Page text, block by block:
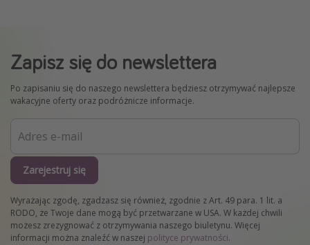
Zapisz się do newslettera
Po zapisaniu się do naszego newslettera będziesz otrzymywać najlepsze
wakacyjne oferty oraz podróżnicze informacje.
Zarejestruj się
Wyrażając zgodę, zgadzasz się również, zgodnie z Art. 49 para. 1 lit. a
RODO, że Twoje dane mogą być przetwarzane w USA. W każdej chwili
możesz zrezygnować z otrzymywania naszego biuletynu. Więcej
informacji można znaleźć w naszej polityce prywatności.